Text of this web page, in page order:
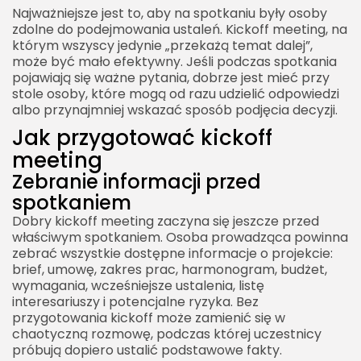
Najważniejsze jest to, aby na spotkaniu były osoby
zdolne do podejmowania ustaleń. Kickoff meeting, na
którym wszyscy jedynie „przekażą temat dalej”,
może być mało efektywny. Jeśli podczas spotkania
pojawiają się ważne pytania, dobrze jest mieć przy
stole osoby, które mogą od razu udzielić odpowiedzi
albo przynajmniej wskazać sposób podjęcia decyzji.
Jak przygotować kickoff
meeting
Zebranie informacji przed
spotkaniem
Dobry kickoff meeting zaczyna się jeszcze przed
właściwym spotkaniem. Osoba prowadząca powinna
zebrać wszystkie dostępne informacje o projekcie:
brief, umowę, zakres prac, harmonogram, budżet,
wymagania, wcześniejsze ustalenia, listę
interesariuszy i potencjalne ryzyka. Bez
przygotowania kickoff może zamienić się w
chaotyczną rozmowę, podczas której uczestnicy
próbują dopiero ustalić podstawowe fakty.